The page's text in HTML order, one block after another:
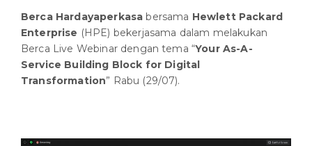
Berca Hardayaperkasa bersama Hewlett Packard
Enterprise (HPE) bekerjasama dalam melakukan
Berca Live Webinar dengan tema “Your As-A-
Service Building Block for Digital
Transformation” Rabu (29/07).